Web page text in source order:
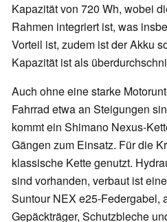
Kapazität von 720 Wh, wobei
Rahmen integriert ist, was
Vorteil ist, zudem ist der Akku
Kapazität ist als
Auch ohne eine starke
Fahrrad etwa an Steigungen
kommt ein Shimano Nexus-
Gängen zum Einsatz. Für die
klassische Kette genutzt.
sind vorhanden, verbaut ist
Suntour NEX e25-Federgabel,
Gepäckträger, Schutzbleche